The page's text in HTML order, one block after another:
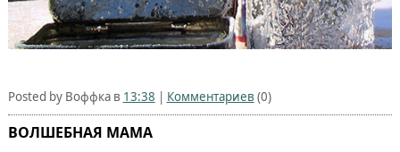
Posted by Воффка в 13:38 | Комментариев (0)
ВОЛШЕБНАЯ МАМА